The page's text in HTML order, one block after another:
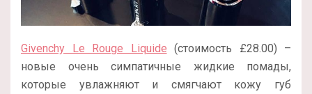
Givenchy Le Rouge Liquide (стоимость £28.00) –
новые очень симпатичные жидкие помады,
которые увлажняют и смягчают кожу губ